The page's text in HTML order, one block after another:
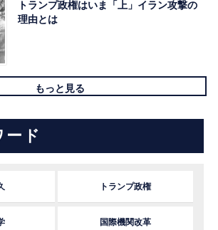
トランプ政権はいま「上」イラン攻撃の
理由とは
もっと見る
ード
トランプ政権
国際機関改革